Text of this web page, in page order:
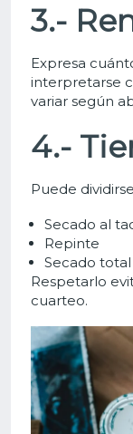
3.-
Expresa
interpretarse
variar según
4.-
Puede
Secado al
Repinte
Secado total
Respetarlo
cuarteo.